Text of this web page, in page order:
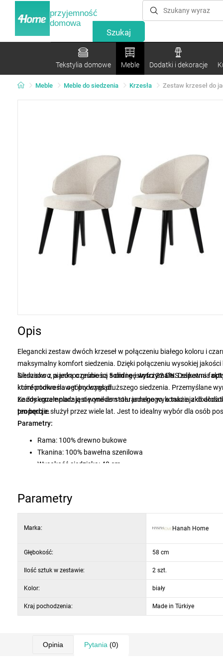
przyjemność
domowa
Tekstylia domowe Meble Dodatki i dekoracje
Meble Meble do siedzenia Krzesła Zestaw krzeseł do
Opis
Elegancki zestaw dwóch krzeseł w połączeniu białego koloru i
maksymalny komfort siedzenia. Dzięki połączeniu wysokiej
luksusowo, a jednocześnie są solidne i wytrzymałe. Delikatna
które podkreśla ogólny wygląd.
Siedzisko z pianką o grubości 5 cm i gęstości 22 DNS zapewnia
komfortowo nawet podczas dłuższego siedzenia. Przemyślane
że doskonale nadają się one do stołu jadalnego, a także jako
proporcje.
Każdy egzemplarz jest wynikiem starannego wykonania z
ten będzie służył przez wiele lat. Jest to idealny wybór dla osób
Parametry:
Rama: 100% drewno bukowe
Tkanina: 100% bawełna szenilowa
Wysokość siedziska: 48 cm
Kolor: biały i czarne nogi
Parametry
Marka: Hanah Home
Głębokość: 58 cm
Ilość sztuk w zestawie: 2 szt.
Kolor: biały
Kraj pochodzenia: Made in Türkiye
Opinia Pytania (0)